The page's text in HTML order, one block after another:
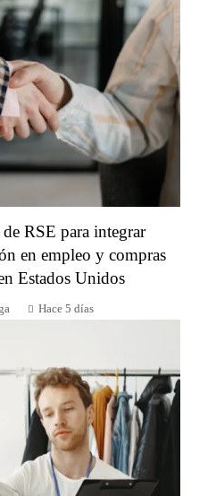
RSE para integrar
en empleo y compras
Estados Unidos
Hace 5 días